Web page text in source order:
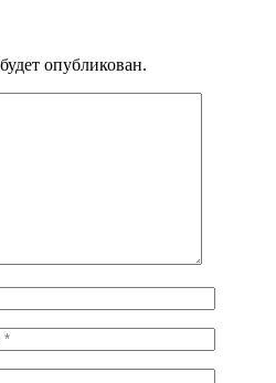
опубликован.